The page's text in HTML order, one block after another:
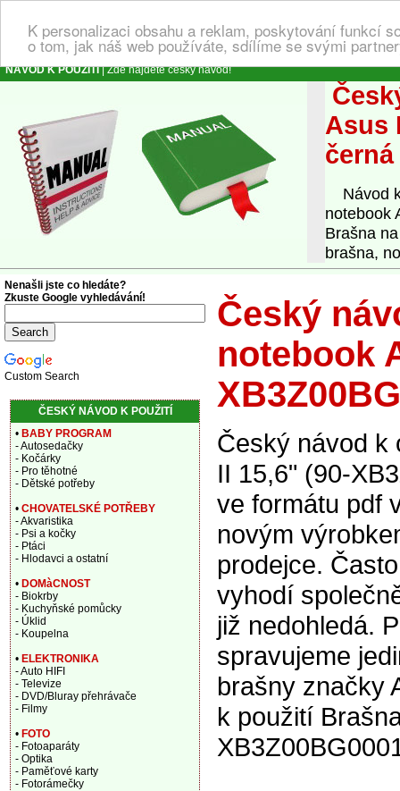
K personalizaci obsahu a reklam, poskytování funkcí
o tom, jak náš web používáte, sdílíme se svými
NÁVOD K POUŽITÍ| Zde najdete český návod!
Asus
černá
Návod k
notebook
Brašna
brašna,
Český
notebook
Český návod k
II 15,6" (90-
ve formátu pdf
novým
prodejce.
vyhodí
již nedohledá.
spravujeme
brašny značky
k použití
Nenašli jste co hledáte?
Zkuste Google vyhledávání!
Custom Search
ČESKÝ NÁVOD K POUŽITÍ
• BABY PROGRAM
- Autosedačky
- Kočárky
- Pro těhotné
- Dětské potřeby
• CHOVATELSKÉ POTŘEBY
- Akvaristika
- Psi a kočky
- Ptáci
- Hlodavci a ostatní
• DOMàCNOST
- Biokrby
- Kuchyňské pomůcky
- Úklid
- Koupelna
• ELEKTRONIKA
- Auto HIFI
- Televize
- DVD/Bluray přehrávače
- Filmy
• FOTO
- Fotoaparáty
- Optika
- Paměťové karty
- Fotorámečky